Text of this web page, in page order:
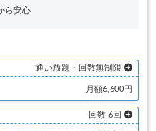
ら安心
通い放題・回数無制限
月額6,600円
回数 6回